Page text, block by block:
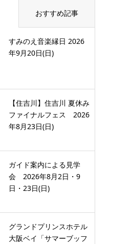
おすすめ記事
すみのえ音楽縁日 2026
年9月20日(日)
【住吉川】住吉川 夏休み
ファイナルフェス 2026
年8月23日(日)
ガイド案内による見学
会 2026年8月2日・9
日・23日(日)
グランドプリンスホテル
大阪ベイ「サマーブッフ